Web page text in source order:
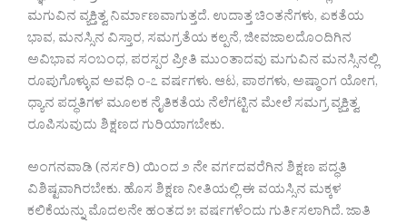
ಮಗುವಿನ ವ್ಯಕ್ತಿತ್ವ ನಿರ್ಮಾಣವಾಗುತ್ತದೆ. ಉದಾತ್ತ ಚಿಂತನೆಗಳು, ಏಕತೆಯ
ಭಾವ, ಮನಸ್ಸಿನ ವಿಸ್ತಾರ, ಸಮಗ್ರತೆಯ ಕಲ್ಪನೆ, ಜೀವಜಾಲದೊಂದಿಗಿನ
ಅವಿಭಾವ ಸಂಬಂಧ, ಪರಸ್ಪರ ಪ್ರೀತಿ ಮುಂತಾದವು ಮಗುವಿನ ಮನಸ್ಸಿನಲ್ಲಿ
ರೂಪುಗೊಳ್ಳುವ ಅವಧಿ ೦-೭ ವರ್ಷಗಳು. ಆಟ, ಪಾಠಗಳು, ಅಷ್ಠಾಂಗ ಯೋಗ,
ಧ್ಯಾನ ಪದ್ಧತಿಗಳ ಮೂಲಕ ನೈತಿಕತೆಯ ನೆಲೆಗಟ್ಟಿನ ಮೇಲೆ ಸಮಗ್ರ ವ್ಯಕ್ತಿತ್ವ
ರೂಪಿಸುವುದು ಶಿಕ್ಷಣದ ಗುರಿಯಾಗಬೇಕು.
ಅಂಗನವಾಡಿ (ನರ್ಸರಿ) ಯಿಂದ ೨ ನೇ ವರ್ಗದವರೆಗಿನ ಶಿಕ್ಷಣ ಪದ್ಧತಿ
ವಿಶಿಷ್ಟವಾಗಿರಬೇಕು. ಹೊಸ ಶಿಕ್ಷಣ ನೀತಿಯಲ್ಲಿ ಈ ವಯಸ್ಸಿನ ಮಕ್ಕಳ
ಕಲಿಕೆಯನ್ನು ಮೊದಲನೇ ಹಂತದ ೫ ವರ್ಷಗಳೆಂದು ಗುರ್ತಿಸಲಾಗಿದೆ. ಜಾತಿ